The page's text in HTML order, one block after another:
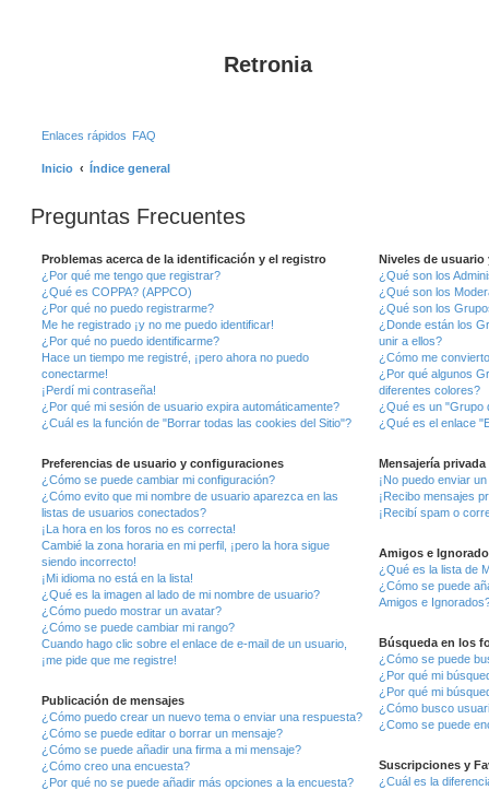
Retronia
Enlaces rápidos FAQ
Inicio Índice general
Preguntas Frecuentes
Problemas acerca de la identificación y el registro
¿Por qué me tengo que registrar?
¿Qué es COPPA? (APPCO)
¿Por qué no puedo registrarme?
Me he registrado ¡y no me puedo identificar!
¿Por qué no puedo identificarme?
Hace un tiempo me registré, ¡pero ahora no puedo
conectarme!
¡Perdí mi contraseña!
¿Por qué mi sesión de usuario expira automáticamente?
¿Cuál es la función de "Borrar todas las cookies del Sitio"?
Preferencias de usuario y configuraciones
¿Cómo se puede cambiar mi configuración?
¿Cómo evito que mi nombre de usuario aparezca en las
listas de usuarios conectados?
¡La hora en los foros no es correcta!
Cambié la zona horaria en mi perfil, ¡pero la hora sigue
siendo incorrecto!
¡Mi idioma no está en la lista!
¿Qué es la imagen al lado de mi nombre de usuario?
¿Cómo puedo mostrar un avatar?
¿Cómo se puede cambiar mi rango?
Cuando hago clic sobre el enlace de e-mail de un usuario,
¡me pide que me registre!
Publicación de mensajes
¿Cómo puedo crear un nuevo tema o enviar una respuesta?
¿Cómo se puede editar o borrar un mensaje?
¿Cómo se puede añadir una firma a mi mensaje?
¿Cómo creo una encuesta?
¿Por qué no se puede añadir más opciones a la encuesta?
Niveles de usuario
¿Qué son los
¿Qué son los
¿Qué son los
¿Donde están los
unir a ellos?
¿Cómo me
¿Por qué algunos
diferentes colores?
¿Qué es un "Grupo
¿Qué es el enlace
Mensajería privada
¡No puedo enviar
¡Recibo mensajes
¡Recibí spam o
Amigos e
¿Qué es la lista de
¿Cómo se puede
Amigos e
Búsqueda en los
¿Cómo se puede
¿Por qué mi
¿Por qué mi
¿Cómo busco
¿Como se puede
Suscripciones y
¿Cuál es la